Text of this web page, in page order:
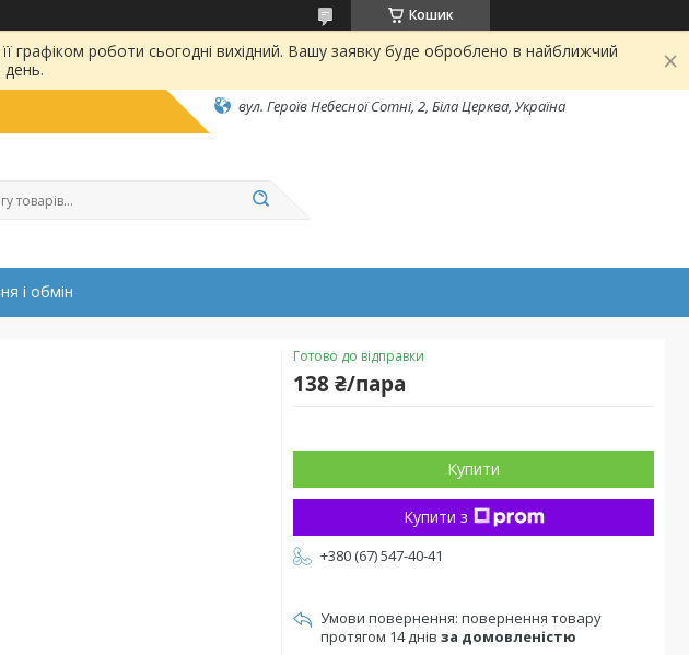
Кошик
роботи сьогодні вихідний. Вашу заявку буде оброблено в найближчий
вул. Героїв Небесної Сотні, 2, Біла Церква, Україна
і обмін
Готово до відправки
138 ₴/пара
Купити
Купити з
+380 (67) 547-40-41
повернення товару
протягом 14 днів за домовленістю